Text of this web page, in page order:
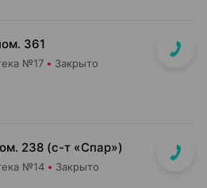
361
№17 Закрыто
238 (с-т «Спар»)
№14 Закрыто